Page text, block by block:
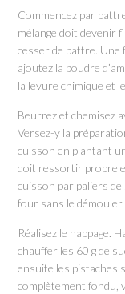
Commencez par
mélange doit devenir
cesser de battre. Une
ajoutez la poudre
la levure chimique et
Beurrez et chemisez
Versez-y la
cuisson en plantant
doit ressortir propre
cuisson par paliers
four sans le démouler.
Réalisez le nappage.
chauffer les 60 g de
ensuite les pistaches
complètement fondu,